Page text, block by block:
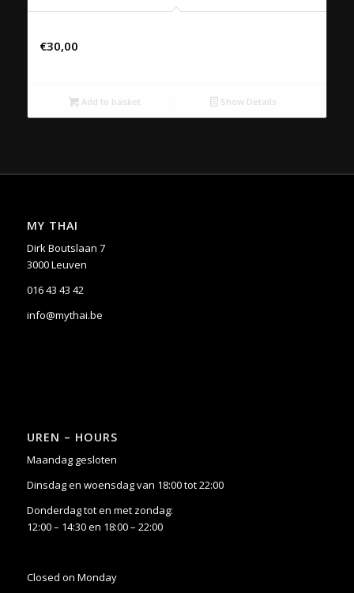
€30,00
Add to basket Show Details
MY THAI
Dirk Boutslaan 7
3000 Leuven
016 43 43 42
info@mythai.be
UREN – HOURS
Maandag gesloten
Dinsdag en woensdag van 18:00 tot 22:00
Donderdag tot en met zondag:
12:00 – 14:30 en 18:00 – 22:00
Closed on Monday